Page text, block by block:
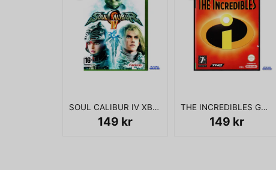
SOUL CALIBUR IV XBOX 360
149 kr
THE INCREDIBLES GAMECUBE
149 kr